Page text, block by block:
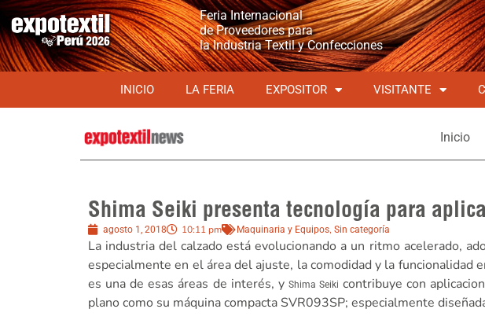
Feria Internacional
de Proveedores para
la Industria Textil y Confecciones
INICIO LA FERIA EXPOSITOR VISITANTE
Inicio
Shima Seiki presenta tecnología para
agosto 1, 2018 10:11 pm Maquinaria y Equipos, Sin categoría
La industria del calzado está evolucionando a un ritmo acelerado,
especialmente en el área del ajuste, la comodidad y la funcionalidad
es una de esas áreas de interés, y Shima Seiki contribuye con
plano como su máquina compacta SVR093SP; especialmente